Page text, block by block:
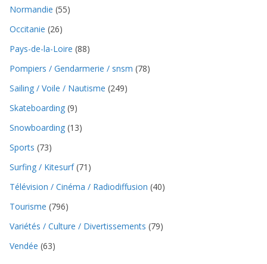
Normandie (55)
Occitanie (26)
Pays-de-la-Loire (88)
Pompiers / Gendarmerie / snsm (78)
Sailing / Voile / Nautisme (249)
Skateboarding (9)
Snowboarding (13)
Sports (73)
Surfing / Kitesurf(71)
Télévision / Cinéma / Radiodiffusion (40)
Tourisme (796)
Variétés / Culture / Divertissements (79)
Vendée (63)